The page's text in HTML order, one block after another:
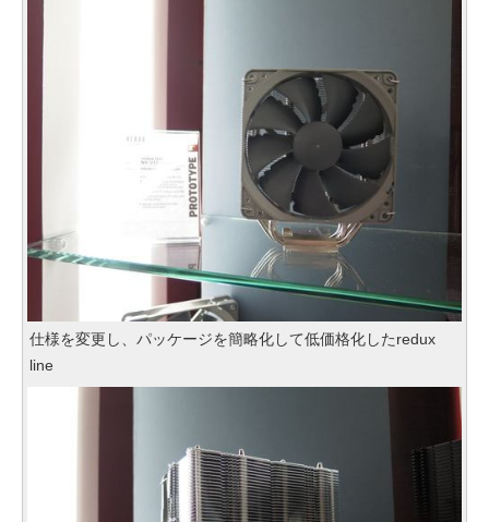
仕様を変更し、パッケージを簡略化して低価格化したredux
line